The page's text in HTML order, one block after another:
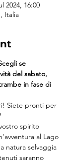
2024, 16:00
Italia
se
del sabato,
in fase di
Siete pronti per
spirito
al Lago
natura selvaggia
saranno